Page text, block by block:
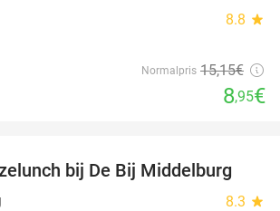
8.8 star
Normalpris 15,15€
8,95€
42%
bij De Bij Middelburg
8.3 star